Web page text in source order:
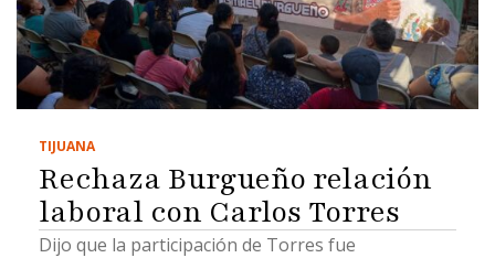
TIJUANA
Rechaza Burgueño relación
laboral con Carlos Torres
Dijo que la participación de Torres fue